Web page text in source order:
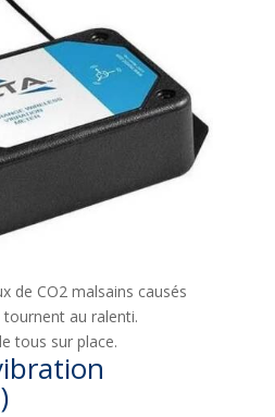
de CO2 malsains causés
au ralenti.
tous sur place.